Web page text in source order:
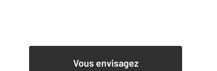
Vous envisagez
1